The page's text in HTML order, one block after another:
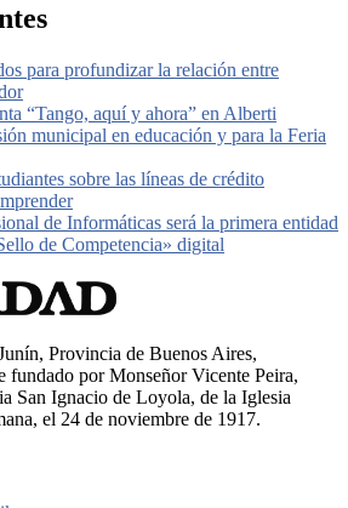
para profundizar la relación entre
“Tango, aquí y ahora” en Alberti
municipal en educación y para la Feria
sobre las líneas de crédito
de Informáticas será la primera entidad
de Competencia» digital
Provincia de Buenos Aires,
fundado por Monseñor Vicente Peira,
San Ignacio de Loyola, de la Iglesia
el 24 de noviembre de 1917.